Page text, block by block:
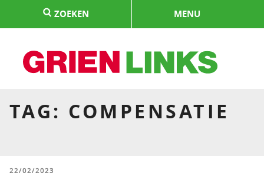
springen
ZOEKEN MENU
TAG: COMPENSATIE
GEPLAATST
22/02/2023